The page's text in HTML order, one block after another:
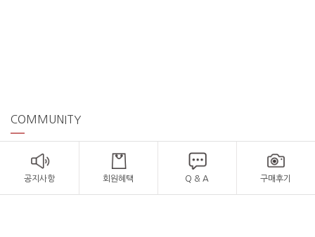
COMMUNITY
공지사항 회원혜택 Q & A 구매후기